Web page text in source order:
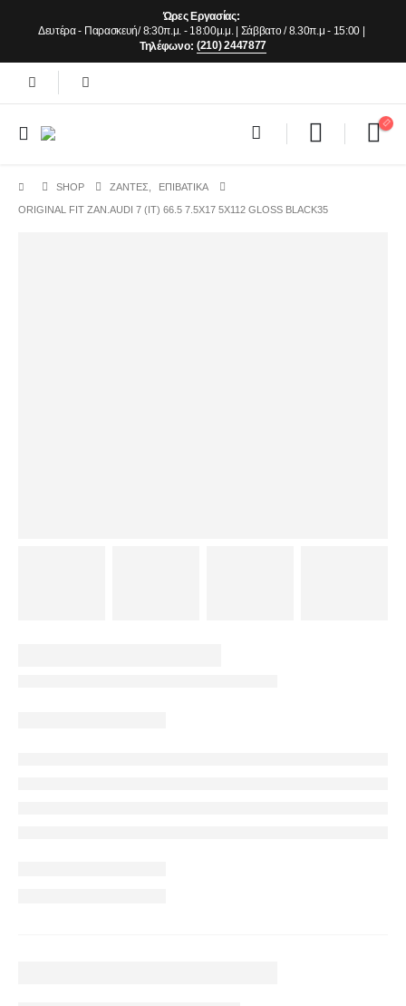
Ώρες Εργασίας:
Δευτέρα - Παρασκευή/ 8:30π.μ. - 18:00μ.μ. | Σάββατο / 8.30π.μ - 15:00 |
Τηλέφωνο: (210) 2447877
SHOP ΖΆΝΤΕΣ ΕΠΙΒΑΤΙΚΑ
ORIGINAL FIT ZAN.AUDI 7 (IT) 66.5 7.5X17 5X112 GLOSS BLACK35